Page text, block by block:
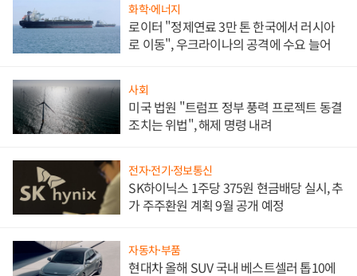
화학·에너지
로이터 "정제연료 3만 톤 한국에서 러시아
로 이동", 우크라이나의 공격에 수요 늘어
사회
미국 법원 "트럼프 정부 풍력 프로젝트 동결
조치는 위법", 해제 명령 내려
전자·전기·정보통신
SK하이닉스 1주당 375원 현금배당 실시, 추
가 주주환원 계획 9월 공개 예정
자동차·부품
현대차 올해 SUV 국내 베스트셀러 톱10에